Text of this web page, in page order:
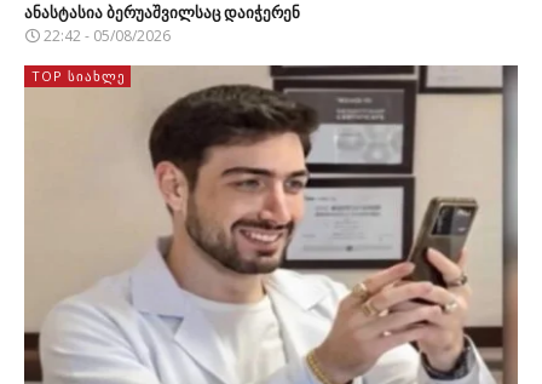
ანასტასია ბერუაშვილსაც დაიჭერენ
22:42 - 05/08/2026
TOP ᲡᲘᲐᲮᲚᲔ